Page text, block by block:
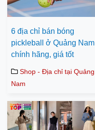
6 địa chỉ bán bóng
pickleball ở Quảng Nam
chính hãng, giá tốt
Shop - Địa chỉ tại Quảng
Nam